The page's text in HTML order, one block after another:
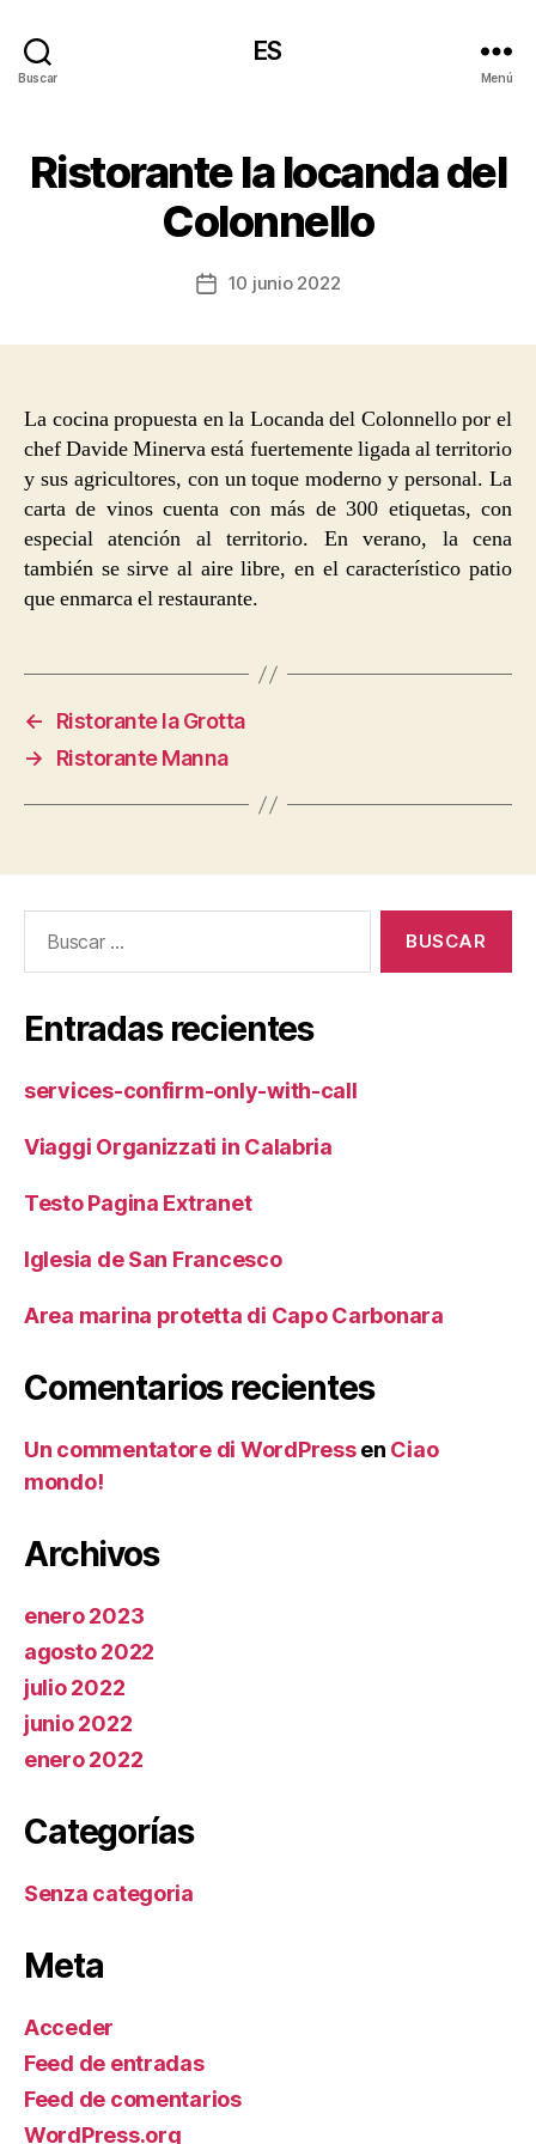
Buscar
ES
Menú
Ristorante la locanda del
Colonnello
Fecha10 junio 2022
La cocina propuesta en la Locanda del Colonnello por el
chef Davide Minerva está fuertemente ligada al territorio
y sus agricultores, con un toque moderno y personal. La
carta de vinos cuenta con más de 300 etiquetas, con
especial atención al territorio. En verano, la cena
también se sirve al aire libre, en el característico patio
que enmarca el restaurante.
←
Ristorante la Grotta
→
Ristorante Manna
Entradas recientes
services-confirm-only-with-call
Viaggi Organizzati in Calabria
Testo Pagina Extranet
Iglesia de San Francesco
Area marina protetta di Capo Carbonara
Comentarios recientes
Un commentatore di WordPressen Ciao
mondo!
Archivos
enero 2023
agosto 2022
julio 2022
junio 2022
enero 2022
Categorías
Senza categoria
Meta
Acceder
Feed de entradas
Feed de comentarios
WordPress.org